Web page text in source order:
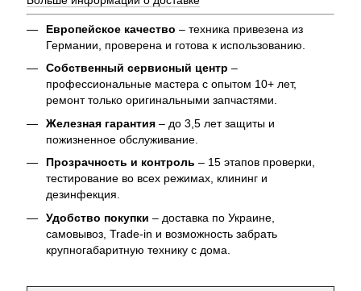
Европейское качество – техника привезена из
Германии, проверена и готова к использованию.
Собственный сервисный центр –
профессиональные мастера с опытом 10+ лет,
ремонт только оригинальными запчастями.
Железная гарантия – до 3,5 лет защиты и
пожизненное обслуживание.
Прозрачность и контроль – 15 этапов проверки,
тестирование во всех режимах, клининг и
дезинфекция.
Удобство покупки – доставка по Украине,
самовывоз, Trade-in и возможность забрать
крупногабаритную технику с дома.